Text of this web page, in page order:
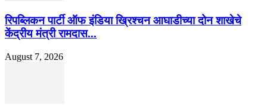
रिपब्लिकन पार्टी ऑफ इंडिया ख्रिश्चन आघाडीच्या दोन शाखेचे
केंद्रीय मंत्री रामदास...
August 7, 2026